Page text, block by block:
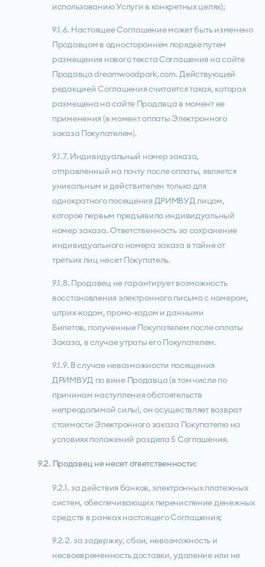
использованию Услуги в конкретных целях);
9.1.6. Настоящее Соглашение может быть изменено
Продавцом в одностороннем порядке путем
размещения нового текста Соглашения на сайте
Продавца dreamwoodpark.com. Действующей
редакцией Соглашения считается такая, которая
размещена на сайте Продавца в момент ее
применения (в момент оплаты Электронного
заказа Покупателем).
9.1.7. Индивидуальный номер заказа,
отправленный на почту после оплаты, является
уникальным и действителен только для
однократного посещения ДРИМВУД лицом,
которое первым предъявило индивидуальный
номер заказа. Ответственность за сохранение
индивидуального номера заказа в тайне от
третьих лиц несет Покупатель.
9.1.8. Продавец не гарантирует возможность
восстановления электронного письма с номером,
штрих-кодом, промо-кодом и данными
Билетов, полученные Покупателем после оплаты
Заказа, в случае утраты его Покупателем.
9.1.9. В случае невозможности посещения
ДРИМВУД по вине Продавца (в том числе по
причинам наступления обстоятельств
непреодолимой силы), он осуществляет возврат
стоимости Электронного заказа Покупателю на
условиях положений раздела 5 Соглашения.
9.2. Продавец не несет ответственности:
9.2.1. за действия банков, электронных платежных
систем, обеспечивающих перечисление денежных
средств в рамках настоящего Соглашения;
9.2.2. за задержку, сбои, невозможность и
несвоевременность доставки, удаление или не